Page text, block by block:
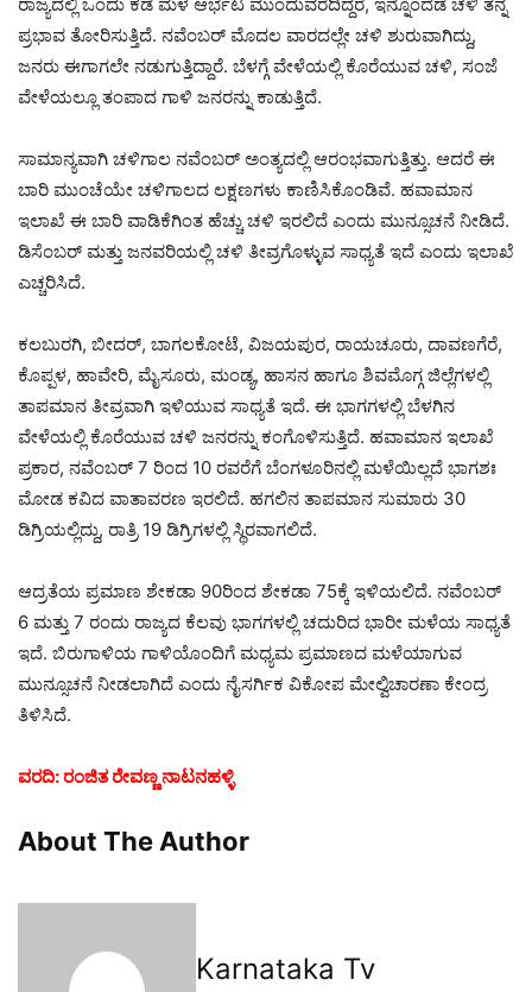
ಪ್ರಭಾವ ತೋರಿಸುತ್ತಿದೆ. ನವೆಂಬರ್ ಮೊದಲ ವಾರದಲ್ಲೇ ಚಳಿ ಶುರುವಾಗಿದ್ದು,
ಜನರು ಈಗಾಗಲೇ ನಡುಗುತ್ತಿದ್ದಾರೆ. ಬೆಳಗ್ಗೆ ವೇಳೆಯಲ್ಲಿ ಕೊರೆಯುವ ಚಳಿ, ಸಂಜೆ
ವೇಳೆಯಲ್ಲೂ ತಂಪಾದ ಗಾಳಿ ಜನರನ್ನು ಕಾಡುತ್ತಿದೆ.
ಸಾಮಾನ್ಯವಾಗಿ ಚಳಿಗಾಲ ನವೆಂಬರ್ ಅಂತ್ಯದಲ್ಲಿ ಆರಂಭವಾಗುತ್ತಿತ್ತು. ಆದರೆ ಈ
ಬಾರಿ ಮುಂಚೆಯೇ ಚಳಿಗಾಲದ ಲಕ್ಷಣಗಳು ಕಾಣಿಸಿಕೊಂಡಿವೆ. ಹವಾಮಾನ
ಇಲಾಖೆ ಈ ಬಾರಿ ವಾಡಿಕೆಗಿಂತ ಹೆಚ್ಚು ಚಳಿ ಇರಲಿದೆ ಎಂದು ಮುನ್ಸೂಚನೆ ನೀಡಿದೆ.
ಡಿಸೆಂಬರ್ ಮತ್ತು ಜನವರಿಯಲ್ಲಿ ಚಳಿ ತೀವ್ರಗೊಳ್ಳುವ ಸಾಧ್ಯತೆ ಇದೆ ಎಂದು ಇಲಾಖೆ
ಎಚ್ಚರಿಸಿದೆ.
ಕಲಬುರಗಿ, ಬೀದರ್, ಬಾಗಲಕೋಟೆ, ವಿಜಯಪುರ, ರಾಯಚೂರು, ದಾವಣಗೆರೆ,
ಕೊಪ್ಪಳ, ಹಾವೇರಿ, ಮೈಸೂರು, ಮಂಡ್ಯ, ಹಾಸನ ಹಾಗೂ ಶಿವಮೊಗ್ಗ ಜಿಲ್ಲೆಗಳಲ್ಲಿ
ತಾಪಮಾನ ತೀವ್ರವಾಗಿ ಇಳಿಯುವ ಸಾಧ್ಯತೆ ಇದೆ. ಈ ಭಾಗಗಳಲ್ಲಿ ಬೆಳಗಿನ
ವೇಳೆಯಲ್ಲಿ ಕೊರೆಯುವ ಚಳಿ ಜನರನ್ನು ಕಂಗೊಳಿಸುತ್ತಿದೆ. ಹವಾಮಾನ ಇಲಾಖೆ
ಪ್ರಕಾರ, ನವೆಂಬರ್ 7 ರಿಂದ 10 ರವರೆಗೆ ಬೆಂಗಳೂರಿನಲ್ಲಿ ಮಳೆಯಿಲ್ಲದೆ ಭಾಗಶಃ
ಮೋಡ ಕವಿದ ವಾತಾವರಣ ಇರಲಿದೆ. ಹಗಲಿನ ತಾಪಮಾನ ಸುಮಾರು 30
ಡಿಗ್ರಿಯಲ್ಲಿದ್ದು, ರಾತ್ರಿ 19 ಡಿಗ್ರಿಗಳಲ್ಲಿ ಸ್ಥಿರವಾಗಲಿದೆ.
ಆದ್ರತೆಯ ಪ್ರಮಾಣ ಶೇಕಡಾ 90ರಿಂದ ಶೇಕಡಾ 75ಕ್ಕೆ ಇಳಿಯಲಿದೆ. ನವೆಂಬರ್
6 ಮತ್ತು 7 ರಂದು ರಾಜ್ಯದ ಕೆಲವು ಭಾಗಗಳಲ್ಲಿ ಚದುರಿದ ಭಾರೀ ಮಳೆಯ ಸಾಧ್ಯತೆ
ಇದೆ. ಬಿರುಗಾಳಿಯ ಗಾಳಿಯೊಂದಿಗೆ ಮಧ್ಯಮ ಪ್ರಮಾಣದ ಮಳೆಯಾಗುವ
ಮುನ್ಸೂಚನೆ ನೀಡಲಾಗಿದೆ ಎಂದು ನೈಸರ್ಗಿಕ ವಿಕೋಪ ಮೇಲ್ವಿಚಾರಣಾ ಕೇಂದ್ರ
ತಿಳಿಸಿದೆ.
ವರದಿ: ರಂಜಿತ ರೇವಣ್ಣ ನಾಟನಹಳ್ಳಿ
About The Author
Karnataka Tv